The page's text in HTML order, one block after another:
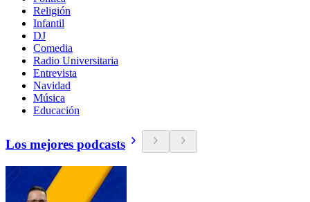
Religión
Infantil
DJ
Comedia
Radio Universitaria
Entrevista
Navidad
Música
Educación
Los mejores podcasts